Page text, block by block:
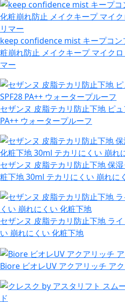
keep confidence mist キープコン
粧崩れ防止 メイクキープ マイク
マー
セザンヌ 皮脂テカリ防止下地 ピ
PA++ ウォータープルーフ
セザンヌ 皮脂テカリ防止下地 保
粧下地 30ml テカリにくい 崩れに
セザンヌ 皮脂テカリ防止下地 ラ
い 崩れにくい 化粧下地
Biore ビオレUV アクアリッチ ア